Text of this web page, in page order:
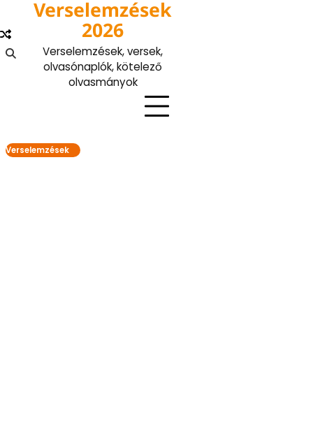
content
Verselemzések
2026
Verselemzések, versek,
olvasónaplók, kötelező
olvasmányok
Verselemzések